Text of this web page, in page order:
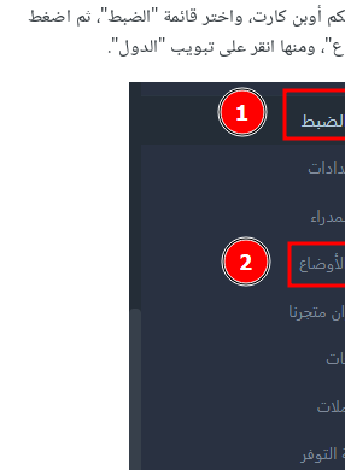
أوبن كارت، واختر قائمة "الضبط"، ثم اضغط
ومنها انقر على تبويب "الدول".